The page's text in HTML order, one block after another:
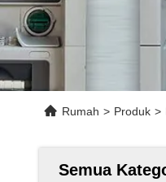
Rumah > Produk >
Semua